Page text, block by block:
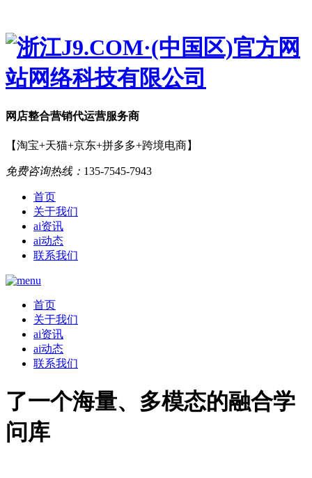
网店整合营销代运营服务商
【淘宝+天猫+京东+拼多多+跨境电商】
免费咨询热线： 135-7545-7943
首页
关于我们
ai资讯
ai动态
联系我们
首页
关于我们
ai资讯
ai动态
联系我们
了一个海量、多模态的融合学
问库